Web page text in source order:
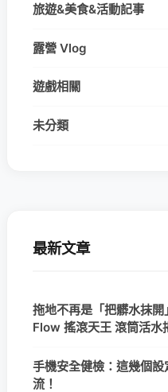
旅遊&美食&活動記事
露營 Vlog
遊戲相關
未分類
最新文章
拖地不再是「把髒水抹
Flow 搖滾天王 滾筒活水
手機安全健檢：這幾個
流！